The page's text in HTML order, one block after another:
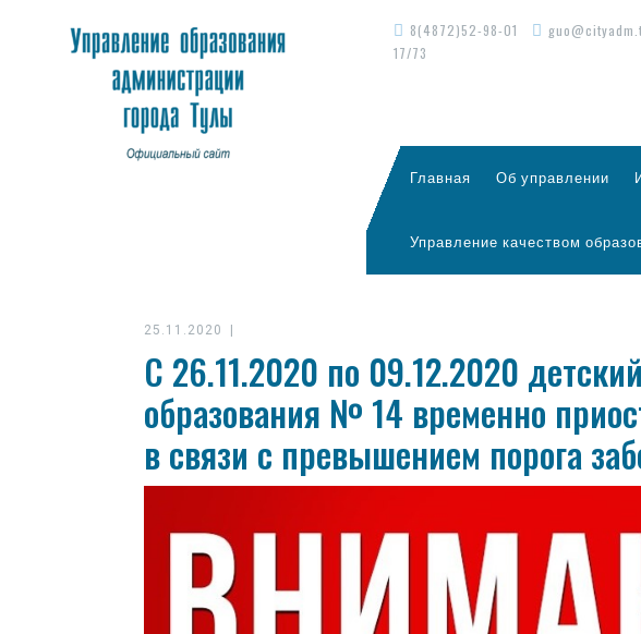
8(4872)52-98-01
17/73
Главная Об управлении
Управление качеством
25.11.2020
С 26.11.2020 по 09.12.2020
образования № 14 временно
в связи с превышением порога